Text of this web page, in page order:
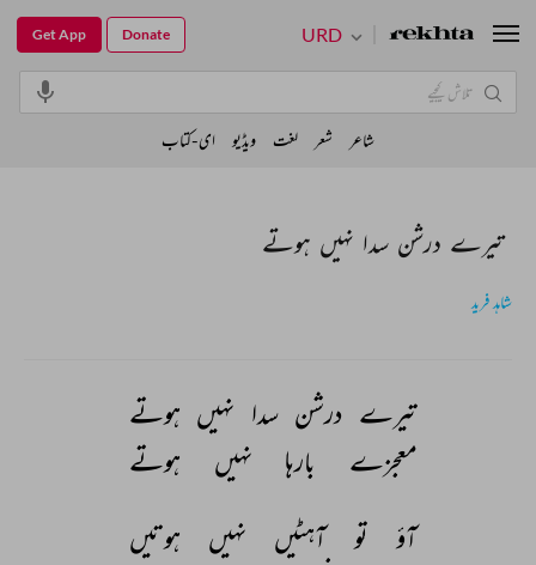
تیرے درشن سدا نہیں ہوتے
شاہد فرید
تیرے درشن سدا نہیں ہوتے
معجزے
بارہا نہیں
ہوتے
آؤ
تو آہٹیں نہیں
ہوتیں
URD
Get App Donate
شاعر شعر لغت ویڈیو ای-کتاب